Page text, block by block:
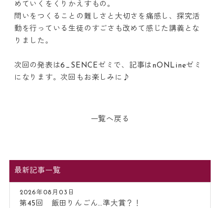
めていくをくりかえすもの。
問いをつくることの難しさと大切さを痛感し、探究活
動を行っている生徒のすごさも改めて感じた講義とな
りました。
次回の発表は6_SENCEゼミで、記事はnONLineゼミ
になります。次回もお楽しみに♪
一覧へ戻る
最新記事一覧
2026年08月03日
第45回 飯田りんごん…準大賞？！